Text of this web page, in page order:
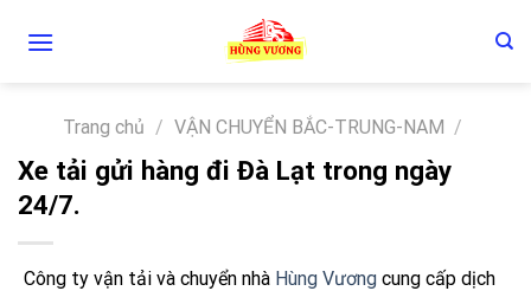
Trang chủ / VẬN CHUYỂN BẮC-TRUNG-NAM /
Xe tải gửi hàng đi Đà Lạt trong ngày
24/7.
Công ty vận tải và chuyển nhà Hùng Vương cung cấp dịch